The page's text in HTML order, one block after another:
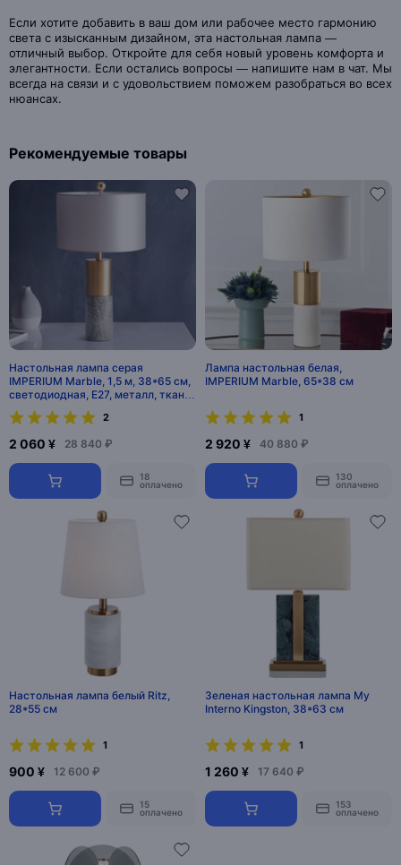
Если хотите добавить в ваш дом или рабочее место гармонию
света с изысканным дизайном, эта настольная лампа —
отличный выбор. Откройте для себя новый уровень комфорта и
элегантности. Если остались вопросы — напишите нам в чат. Мы
всегда на связи и с удовольствием поможем разобраться во всех
нюансах.
Рекомендуемые товары
Настольная лампа серая
IMPERIUM Marble, 1,5 м, 38*65 см,
светодиодная, E27, металл, ткань,
современный
2
2 060 ¥ 28 840 ₽
18
оплачено
Лампа настольная белая,
IMPERIUM Marble, 65*38 см
1
2 920 ¥ 40 880 ₽
130
оплачено
Настольная лампа белый Ritz,
28*55 см
1
900 ¥ 12 600 ₽
15
оплачено
Зеленая настольная лампа My
Interno Kingston, 38*63 см
1
1 260 ¥ 17 640 ₽
153
оплачено